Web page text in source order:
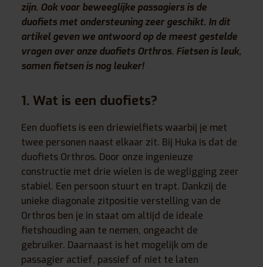
zijn. Ook voor beweeglijke passagiers is de
duofiets met ondersteuning zeer geschikt. In dit
artikel geven we antwoord op de meest gestelde
vragen over onze duofiets Orthros. Fietsen is leuk,
samen fietsen is nog leuker!
1. Wat is een duofiets?
Een duofiets is een driewielfiets waarbij je met
twee personen naast elkaar zit. Bij Huka is dat de
duofiets Orthros. Door onze ingenieuze
constructie met drie wielen is de wegligging zeer
stabiel. Een persoon stuurt en trapt. Dankzij de
unieke diagonale zitpositie verstelling van de
Orthros ben je in staat om altijd de ideale
fietshouding aan te nemen, ongeacht de
gebruiker. Daarnaast is het mogelijk om de
passagier actief, passief of niet te laten